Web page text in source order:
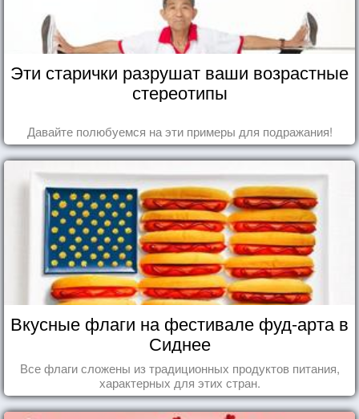
Эти старички разрушат ваши возрастные
стереотипы
Давайте полюбуемся на эти примеры для подражания!
Вкусные флаги на фестивале фуд-арта в
Сиднее
Все флаги сложены из традиционных продуктов питания,
характерных для этих стран.